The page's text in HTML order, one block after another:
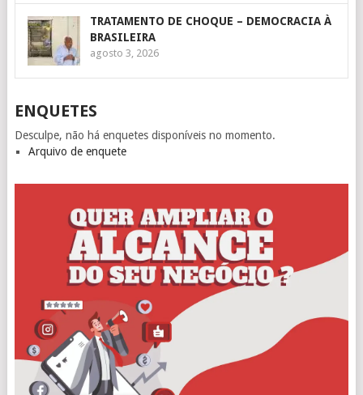
TRATAMENTO DE CHOQUE – DEMOCRACIA À
BRASILEIRA
agosto 3, 2026
ENQUETES
Desculpe, não há enquetes disponíveis no momento.
Arquivo de enquete